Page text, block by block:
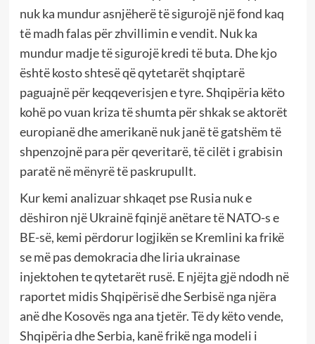
nuk ka mundur asnjëherë të sigurojë një fond kaq
të madh falas për zhvillimin e vendit. Nuk ka
mundur madje të sigurojë kredi të buta. Dhe kjo
është kosto shtesë që qytetarët shqiptarë
paguajnë për keqqeverisjen e tyre. Shqipëria këto
kohë po vuan kriza të shumta për shkak se aktorët
europianë dhe amerikanë nuk janë të gatshëm të
shpenzojnë para për qeveritarë, të cilët i grabisin
paratë në mënyrë të paskrupullt.
Kur kemi analizuar shkaqet pse Rusia nuk e
dëshiron një Ukrainë fqinjë anëtare të NATO-s e
BE-së, kemi përdorur logjikën se Kremlini ka frikë
se më pas demokracia dhe liria ukrainase
injektohen te qytetarët rusë. E njëjta gjë ndodh në
raportet midis Shqipërisë dhe Serbisë nga njëra
anë dhe Kosovës nga ana tjetër. Të dy këto vende,
Shqipëria dhe Serbia, kanë frikë nga modeli i